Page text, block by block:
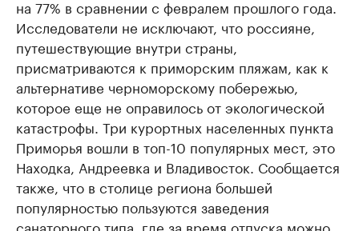
на 77% в сравнении с февралем прошлого года.
Исследователи не исключают, что россияне,
путешествующие внутри страны,
присматриваются к приморским пляжам, как к
альтернативе черноморскому побережью,
которое еще не оправилось от экологической
катастрофы. Три курортных населенных пункта
Приморья вошли в топ-10 популярных мест, это
Находка, Андреевка и Владивосток. Сообщается
также, что в столице региона большей
популярностью пользуются заведения
санаторного типа, где за время отпуска можно